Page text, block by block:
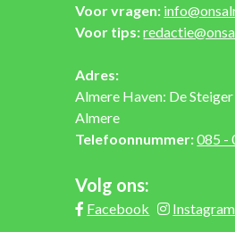
Voor vragen:
Voor tips:
Adres:
Almere Haven: De
Almere
Telefoonnummer:085 -
Volg ons:
Facebook Instagram